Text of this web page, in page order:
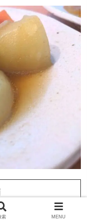
完成！
索 MENU